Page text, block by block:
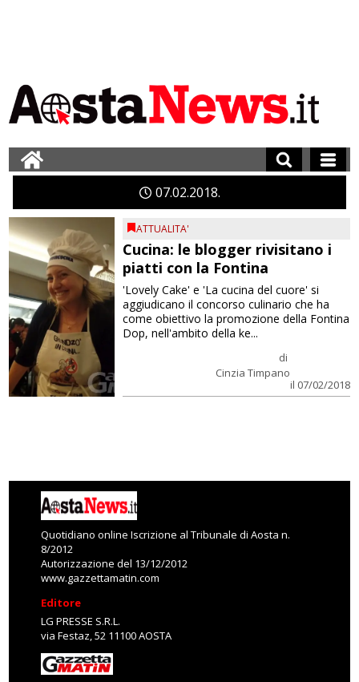
0702 2018
ATTUALITA'
Cucina: le blogger rivisitano i
piatti con la Fontina
di
Cinzia Timpano
il 07/02/2018
'Lovely Cake' e 'La cucina del cuore' si
aggiudicano il concorso culinario che ha
come obiettivo la promozione della Fontina
Dop, nell'ambito della ke...
Quotidiano online Iscrizione al Tribunale di Aosta n.
8/2012
Autorizzazione del 13/12/2012
www.gazzettamatin.com
Editore
LG PRESSE S.R.L.
via Festaz, 52 11100 AOSTA